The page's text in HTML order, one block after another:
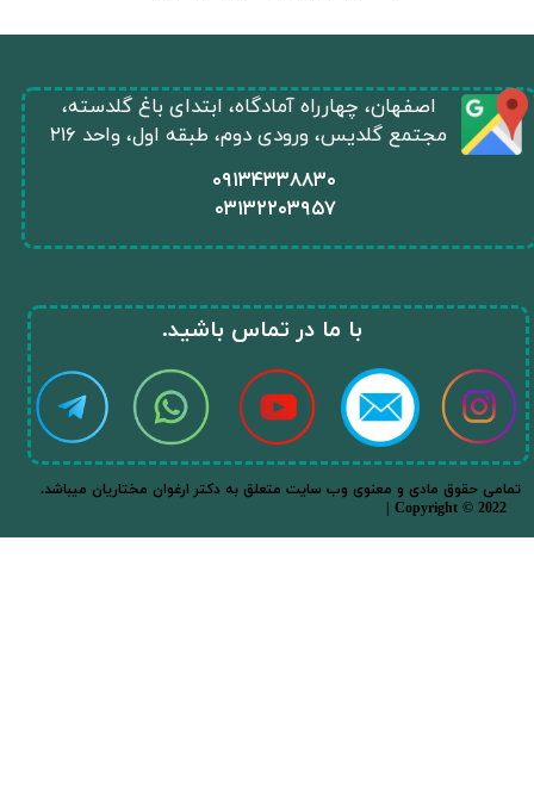
​۰۹۱۳۴۳۳۸۸۳۰
۰۳۱۳۲۲۰۳۹۵۷
​اصفهان، چهارراه آمادگاه، ابتدای باغ گلدسته،
مجتمع گلدیس، ورودی دوم، طبقه اول، واحد ۲۱۶
​با ما در تماس باشید.​​​​​​​
.تمامی حقوق مادی و معنوی وب سایت متعلق به دکتر ارغوان مختاریان میباشد
| Copyright © 2022